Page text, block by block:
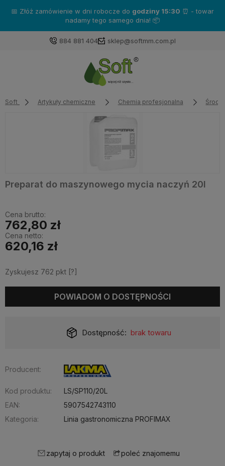
📅 Złóż zamówienie w dni robocze do godziny 15:30 ⏰ - towar
nadamy tego samego dnia! 📦
884 881 404 sklep@softmm.com.pl
Soft Artykuły chemiczne Chemia profesjonalna
Preparat do maszynowego mycia naczyń 20l
Cena brutto:
762,80 zł
Cena netto:
620,16 zł
Zyskujesz 762 pkt [?]
POWIADOM O DOSTĘPNOŚCI
Dostępność: brak towaru
Producent:
Kod produktu:
LS/SP110/20L
EAN:
5907542743110
Kategoria:
Linia gastronomiczna PROFIMAX
zapytaj o produkt poleć znajomemu